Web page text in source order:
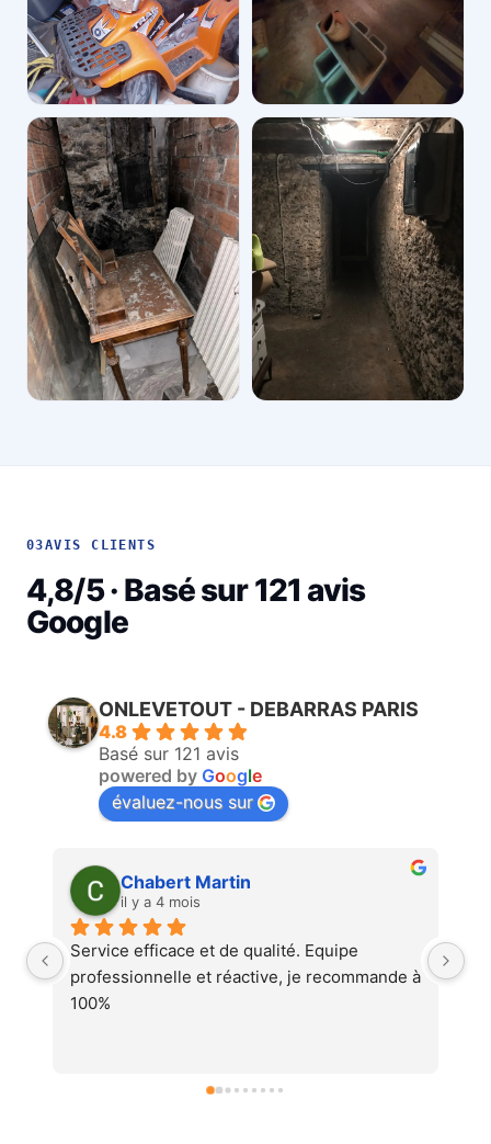
03AVIS CLIENTS
4,8/5 · Basé sur 121 avis
Google
ONLEVETOUT - DEBARRAS PARIS
4.8
Basé sur 121 avis
powered by Google
évaluez-nous sur
Martin Faliu
il y a 4 mois
Service au top, devis ultra rapide et
cohérent, équipes professionnelles et
soignéesJe recommande !